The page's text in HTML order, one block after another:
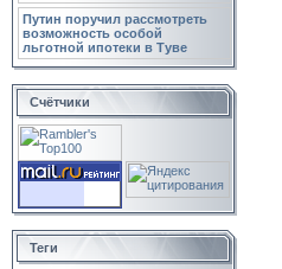
Путин поручил рассмотреть
возможность особой
льготной ипотеки в Туве
Счётчики
Теги